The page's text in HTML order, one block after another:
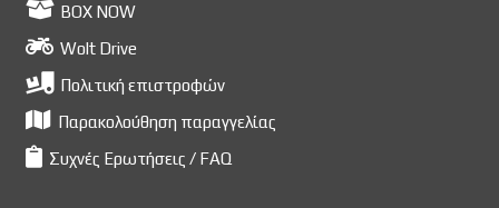
BOX NOW
Wolt Drive
Πολιτική επιστροφών
Παρακολούθηση παραγγελίας
Συχνές Ερωτήσεις / FAQ